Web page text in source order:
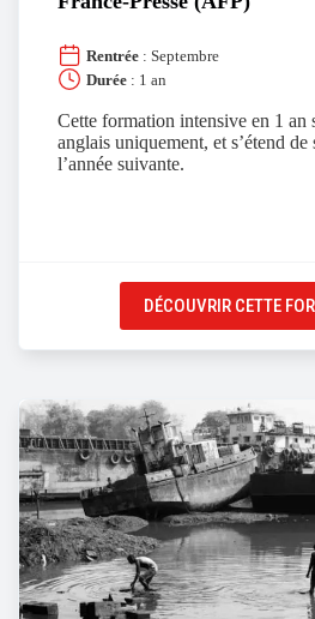
Rentrée : Septembre
Durée : 1 an
Cette formation intensive en 1 an
anglais uniquement, et s’étend
l’année suivante.
DÉCOUVRIR CETTE